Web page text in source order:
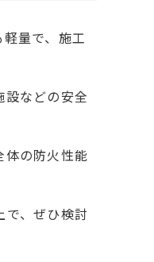
量で、施工
などの安全
体の防火性能
、ぜひ検討